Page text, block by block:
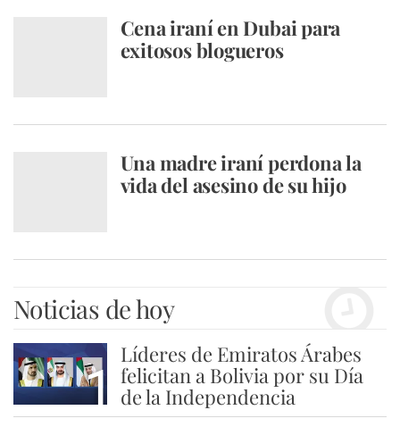
Cena iraní en Dubai para
exitosos blogueros
Una madre iraní perdona la
vida del asesino de su hijo
Noticias de hoy
1
Líderes de Emiratos Árabes
felicitan a Bolivia por su Día
de la Independencia